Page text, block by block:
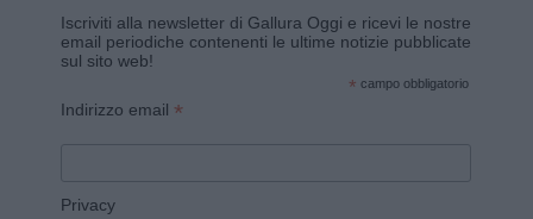
Iscriviti alla newsletter di Gallura Oggi e ricevi le nostre
email periodiche contenenti le ultime notizie pubblicate
sul sito web!
* campo obbligatorio
Indirizzo email *
Privacy